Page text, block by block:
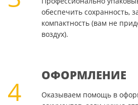
обеспечить сохранность,
компактность (вам не
воздух).
4
ОФОРМЛЕНИЕ
Оказываем помощь в